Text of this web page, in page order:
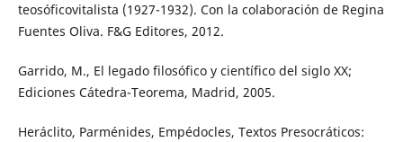
teosóficovitalista (1927-1932). Con la colaboración de Regina
Fuentes Oliva. F&G Editores, 2012.
Garrido, M., El legado filosófico y científico del siglo XX;
Ediciones Cátedra-Teorema, Madrid, 2005.
Heráclito, Parménides, Empédocles, Textos Presocráticos: